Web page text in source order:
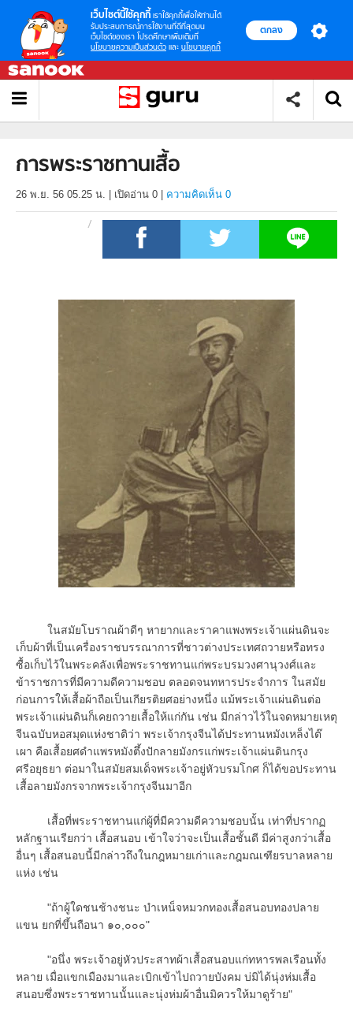
เว็บไซต์นี้ใช้คุกกี้ เราใช้คุกกี้เพื่อให้ท่านได้
รับประสบการณ์การใช้งานที่ดีที่สุดบน
เว็บไซต์ของเรา โปรดศึกษาเพิ่มเติมที่
นโยบายความเป็นส่วนตัว และ นโยบายคุกกี้
ตกลง
การพระราชทานเสื้อ
26 พ.ย. 56 05.25 น. เปิดอ่าน 0 ความคิดเห็น 0
ในสมัยโบราณผ้าดีๆ หายากและราคาแพงพระเจ้าแผ่นดินจะ
เก็บผ้าที่เป็นเครื่องราชบรรณาการที่ชาวต่างประเทศถวายหรือทรง
ซื้อเก็บไว้ในพระคลังเพื่อพระราชทานแก่พระบรมวงศานุวงศ์และ
ข้าราชการที่มีความดีความชอบ ตลอดจนทหารประจำการ ในสมัย
ก่อนการให้เสื้อผ้าถือเป็นเกียรติยศอย่างหนึ่ง แม้พระเจ้าแผ่นดินต่อ
พระเจ้าแผ่นดินก็เคยถวายเสื้อให้แก่กัน เช่น มีกล่าวไว้ในจดหมายเหตุ
จีนฉบับหอสมุดแห่งชาติว่า พระเจ้ากรุงจีนได้ประทานหมังเหล็งไต๊
เผา คือเสื้อยศดำแพรหมังตึ้งปักลายมังกรแก่พระเจ้าแผ่นดินกรุง
ศรีอยุธยา ต่อมาในสมัยสมเด็จพระเจ้าอยู่หัวบรมโกศ ก็ได้ขอประทาน
เสื้อลายมังกรจากพระเจ้ากรุงจีนมาอีก
เสื้อที่พระราชทานแก่ผู้ที่มีความดีความชอบนั้น เท่าที่ปรากฏ
หลักฐานเรียกว่า เสื้อสนอบ เข้าใจว่าจะเป็นเสื้อชั้นดี มีค่าสูงกว่าเสื้อ
อื่นๆ เสื้อสนอบนี้มีกล่าวถึงในกฎหมายเก่าและกฎมณเฑียรบาลหลาย
แห่ง เช่น
"ถ้าผู้ใดชนช้างชนะ บำเหน็จหมวกทองเสื้อสนอบทองปลาย
แขน ยกที่ขึ้นถือนา ๑๐,๐๐๐"
"อนึ่ง พระเจ้าอยู่หัวประสาทผ้าเสื้อสนอบแก่ทหารพลเรือนทั้ง
หลาย เมื่อแขกเมืองมาและเบิกเข้าไปถวายบังคม บ่มิได้นุ่งห่มเสื้อ
สนอบซึ่งพระราชทานนั้นและนุ่งห่มผ้าอื่นมิควรให้มาดูร้าย"